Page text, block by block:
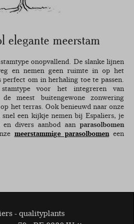
elegante meerstam
onopvallend. De slanke lijnen
en nemen geen ruimte in op het
om in herhaling toe te passen.
voor het integreren van
meest buitengewone zonwering
het terras. Ook benieuwd naar onze
snel een kijkje nemen bij Espaliers, je
divers aanbod aan parasolbomen
meerstammige parasolbomeneen
- qualityplants